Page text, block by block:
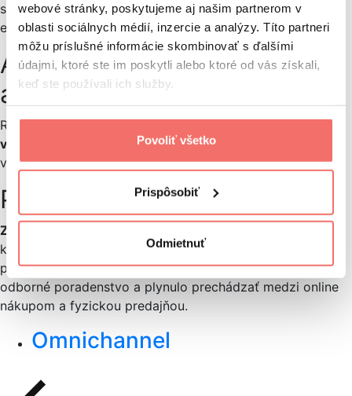
webové stránky, poskytujeme aj našim partnerom v
oblasti sociálnych médií, inzercie a analýzy. Títo partneri
môžu príslušné informácie skombinovať s ďalšími
údajmi, ktoré ste im poskytli alebo ktoré od vás získali,
keď ste používali ich služby.
Povoliť všetko
Prispôsobiť
Odmietnuť
spája online a offline kanály do jedného nákupného
ekosystému.
Aký je rozdiel medzi retailom
a veľkoobchodom?
Retail sa zameriava na predaj konečnému zákazníkovi
v menších množstvách.Veľkoobchod predáva tovary
vo veľkých objemoch ďalším predajcom alebo firmám.
Príklad
Značka
kamenné predajne Apple Store navrhnuté ako zážitkový
priestor. Zákazník si môže produkty vyskúšať, získať
odborné poradenstvo a plynulo prechádzať medzi online
nákupom a fyzickou predajňou.
Omnichannel